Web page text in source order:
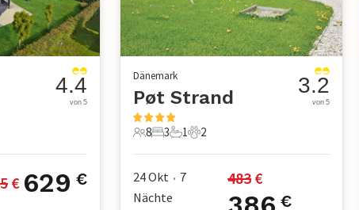
4.4
von 5
€ 629 €
Dänemark
Pøt Strand
8 Gäste
8
3 Schlafzimmer
3
1 Badezimmer
1
2 Haustiere
2
3.2
von 5
24 Okt • 7
Nächte
483 €
€